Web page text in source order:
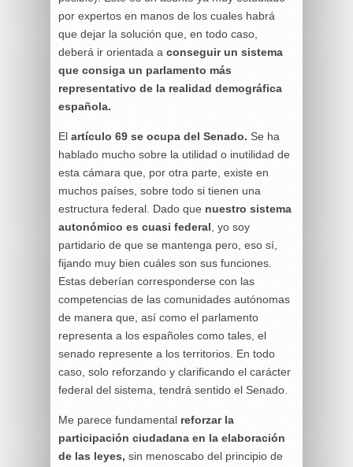
por expertos en manos de los cuales habrá
que dejar la solución que, en todo caso,
deberá ir orientada a conseguir un sistema
que consiga un parlamento más
representativo de la realidad demográfica
española.
El artículo 69 se ocupa del Senado. Se ha
hablado mucho sobre la utilidad o inutilidad de
esta cámara que, por otra parte, existe en
muchos países, sobre todo si tienen una
estructura federal. Dado que nuestro sistema
autonómico es cuasi federal , yo soy
partidario de que se mantenga pero, eso sí,
fijando muy bien cuáles son sus funciones.
Estas deberían corresponderse con las
competencias de las comunidades autónomas
de manera que, así como el parlamento
representa a los españoles como tales, el
senado represente a los territorios. En todo
caso, solo reforzando y clarificando el carácter
federal del sistema, tendrá sentido el Senado.
Me parece fundamental reforzar la
participación ciudadana en la elaboración
de las leyes, sin menoscabo del principio de